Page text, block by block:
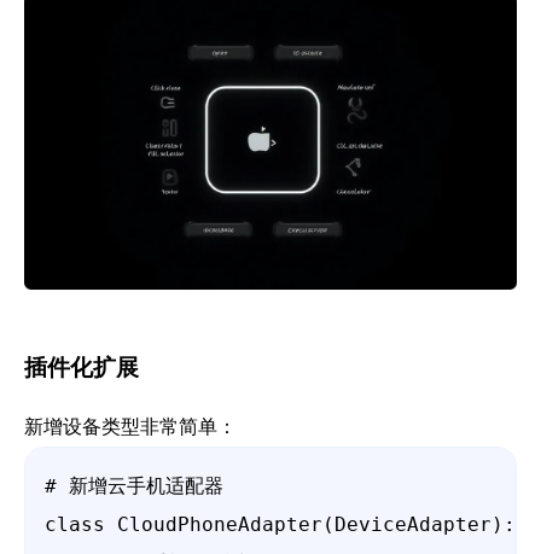
插件化扩展
新增设备类型非常简单：
# 新增云手机适配器
class CloudPhoneAdapter(DeviceAdapter):